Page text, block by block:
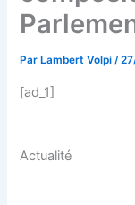
Par Lambert Volpi/
[ad_1]
Actualité